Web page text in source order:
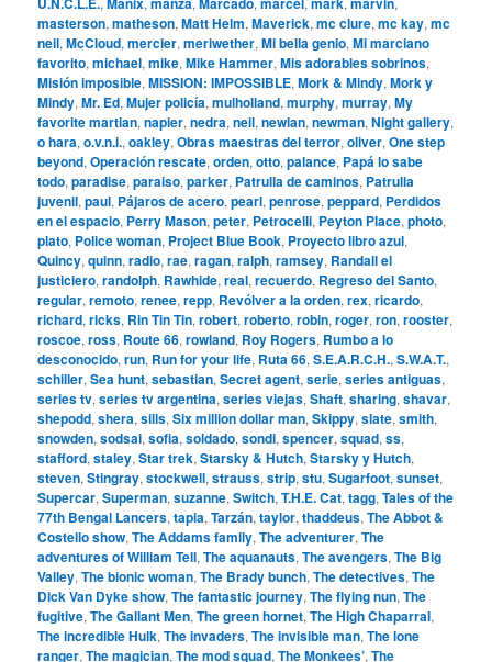
masterson,matheson,Matt Helm,Maverick,mc clure,mc kay,mc
neil,McCloud,mercier,meriwether,Mi bella genio,Mi marciano
favorito,michael,mike,Mike Hammer,Mis adorables sobrinos,
Misión imposible,MISSION: IMPOSSIBLE,Mork & Mindy,Mork y
Mindy,Mr. Ed,Mujer policía,mulholland,murphy,murray,My
favorite martian,napier,nedra,neil,newlan,newman,Night gallery,
o hara,o.v.n.i.,oakley,Obras maestras del terror,oliver,One step
beyond,Operación rescate,orden,otto,palance, Papá lo sabe
todo,paradise,paraiso,parker, Patrulla de caminos, Patrulla
juvenil,paul, Pájaros de acero,pearl,penrose,peppard, Perdidos
en el espacio, Perry Mason,peter, Petrocelli, Peyton Place,photo,
plato, Police woman, Project Blue Book, Proyecto libro azul,
Quincy,quinn,radio,rae,ragan,ralph,ramsey, Randall el
justiciero,randolph, Rawhide,real,recuerdo, Regreso del Santo,
regular,remoto,renee,repp, Revólver a la orden,rex,ricardo,
richard,ricks, Rin Tin Tin,robert,roberto,robin,roger,ron,rooster,
roscoe,ross, Route 66,rowland, Roy Rogers, Rumbo a lo
desconocido,run, Run for your life, Ruta 66,S.E.A.R.C.H.,S.W.A.T.,
schiller,Sea hunt,sebastian,Secret agent,serie,series antiguas,
series tv,series tv argentina,series viejas,Shaft,sharing,shavar,
shepodd,shera,sills,Six million dollar man,Skippy,slate,smith,
snowden,sodsai,sofia,soldado,sondi,spencer,squad,ss,
stafford,staley,Star trek,Starsky & Hutch,Starsky y Hutch,
steven,Stingray,stockwell,strauss,strip,stu,Sugarfoot,sunset,
Supercar,Superman,suzanne,Switch,T.H.E. Cat,tagg,Tales of the
77th Bengal Lancers,tapia,Tarzán,taylor,thaddeus,The Abbot &
Costello show,The Addams family,The adventurer,The
adventures of William Tell,The aquanauts,The avengers,The Big
Valley,The bionic woman,The Brady bunch,The detectives,The
Dick Van Dyke show,The fantastic journey,The flying nun,The
fugitive,The Gallant Men,The green hornet,The High Chaparral,
The incredible Hulk,The invaders,The invisible man,The lone
ranger,The magician,The mod squad,The Monkees’,The